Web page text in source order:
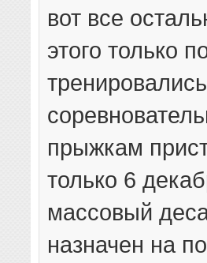
вот все
этого только
прыжкам
только 6
массовый
назначен на